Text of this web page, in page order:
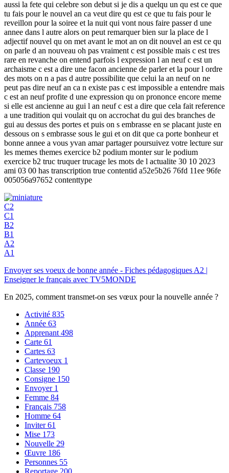
aussi la fete qui celebre son debut si je dis a quelqu un qu est ce que
tu fais pour le nouvel an ca veut dire qu est ce que tu fais pour le
reveillon pour la soiree et la nuit qui vont nous faire passer d une
annee dans l autre alors on peut remarquer bien sur la place de l
adjectif nouvel qu on met avant le mot an on dit nouvel an est ce qu
on parle d an nouveau oh pas vraiment c est possible mais c est tres
rare en revanche on entend parfois l expression l an neuf c est un
archaisme c est a dire une facon ancienne de parler et la pour l ordre
des mots on n a pas d autre possibilite que celui la an neuf on ne
peut pas dire neuf an ca n existe pas c est impossible a entendre mais
c est an neuf profite d une expression qu on prononce encore meme
si elle est ancienne au gui l an neuf c est a dire que cela fait reference
a une tradition qui voulait qu on accrochat du gui des branches de
gui au dessus des portes et puis on s embrasse en se placant juste en
dessous on s embrasse sous le gui et on dit que ca porte bonheur et
bonne annee a vous yvan amar partager poursuivez votre lecture sur
les memes themes exercice b2 podium monter sur le podium
exercice b2 truc truquer trucage les mots de l actualite 30 10 2023
ami 03 00 has transcription true contentid a52e5b26 76fd 11ee 96fe
005056a97652 contenttype
C2
C1
B2
B1
A2
A1
Envoyer ses voeux de bonne année - Fiches pédagogiques A2 |
Enseigner le français avec TV5MONDE
En 2025, comment transmet-on ses vœux pour la nouvelle année ?
Activité 835
Année 63
Apprenant 498
Carte 61
Cartes 63
Cartevoeux 1
Classe 190
Consigne 150
Envoyer 1
Femme 84
Français 758
Homme 64
Inviter61
Mise 173
Nouvelle 29
Œuvre 186
Personnes 55
Reportage 200